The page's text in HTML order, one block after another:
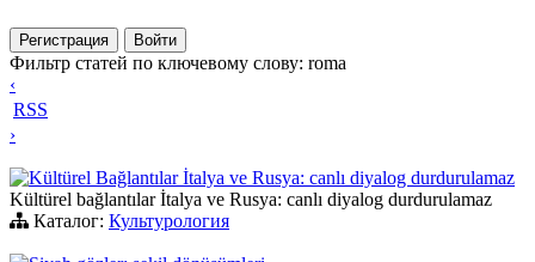
Регистрация Войти
Фильтр статей по ключевому слову: roma
‹
RSS
›
Kültürel Bağlantılar İtalya ve Rusya: canlı diyalog durdurulamaz
Kültürel bağlantılar İtalya ve Rusya: canlı diyalog durdurulamaz
Каталог: Культурология